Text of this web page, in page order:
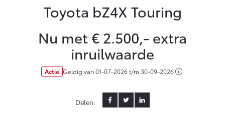
Contact en Route
Vacatures
Klantbeoordelingen
Vanaf € 27.195,-
Urban Cruiser
BATTERIJ-ELEKTRISCH
Nieuws & Acties
Onderhoud
Service & Onderhoud
Werkplaatsafspraak
Diensten
Toyota bZ4X Touring
Nu met € 2.500,- extra
inruilwaarde
Actie Geldig van01-07-2026t/m 30-09-2026
Delen: